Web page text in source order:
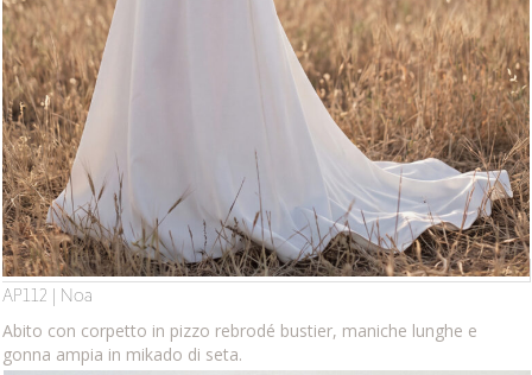
AP112 | Noa
Abito con corpetto in pizzo rebrodé bustier, maniche lunghe e
gonna ampia in mikado di seta.